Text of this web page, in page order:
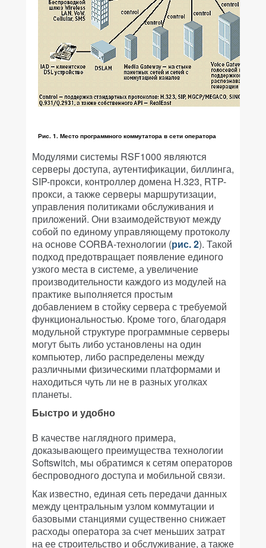
Рис. 1. Место программного коммутатора в сети оператора
Модулями системы RSF1000 являются
серверы доступа, аутентификации, биллинга,
SIP-прокси, контроллер домена H.323, RTP-
прокси, а также серверы маршрутизации,
управления политиками обслуживания и
приложений. Они взаимодействуют между
собой по единому управляющему протоколу
на основе CORBA-технологии (рис. 2). Такой
подход предотвращает появление единого
узкого места в системе, а увеличение
производительности каждого из модулей на
практике выполняется простым
добавлением в стойку сервера с требуемой
функциональностью. Кроме того, благодаря
модульной структуре программные серверы
могут быть либо установлены на один
компьютер, либо распределены между
различными физическими платформами и
находиться чуть ли не в разных уголках
планеты.
Быстро и удобно
В качестве наглядного примера,
доказывающего преимущества технологии
Softswitch, мы обратимся к сетям операторов
беспроводного доступа и мобильной связи.
Как известно, единая сеть передачи данных
между центральным узлом коммутации и
базовыми станциями существенно снижает
расходы оператора за счет меньших затрат
на ее строительство и обслуживание, а также